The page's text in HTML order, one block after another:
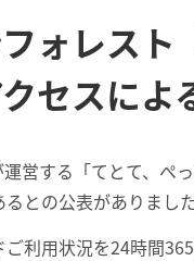
ォレス
セスによ
営する「てとて、ぺ
との公表がありました
利用状況を24時間